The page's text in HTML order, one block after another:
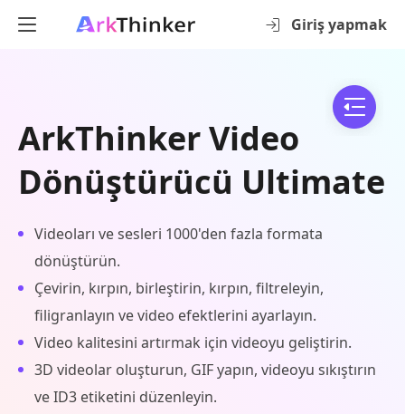
Giriş yapmak
ArkThinker Video
Dönüştürücü Ultimate
Videoları ve sesleri 1000'den fazla formata
dönüştürün.
Çevirin, kırpın, birleştirin, kırpın, filtreleyin,
filigranlayın ve video efektlerini ayarlayın.
Video kalitesini artırmak için videoyu geliştirin.
3D videolar oluşturun, GIF yapın, videoyu sıkıştırın
ve ID3 etiketini düzenleyin.